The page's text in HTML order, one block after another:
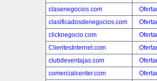
clasenegocios.com
clasificadosdenegocios.com
clicknegocio.com
ClientesInternet.com
clubdeventajas.com
comercialcenter.com